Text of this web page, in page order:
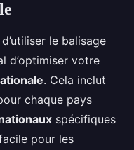
le balisage
d’optimiser votre
. Cela inclut
chaque pays
spécifiques
pour les